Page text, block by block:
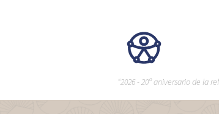
“2026 - 20º aniversario de la